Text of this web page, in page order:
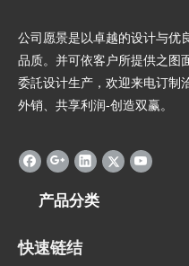
公司愿景是以卓越的设计与优
品质。并可依客户所提供之图
委託设计生产，欢迎来电订制
外销、共享利润-创造双赢。
产品分类
快速链结